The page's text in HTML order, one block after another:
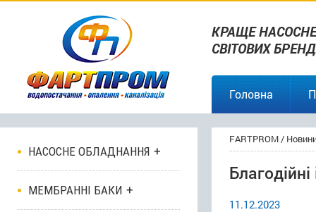
КРАЩЕ
СВІТОВИХ
Головна
НАСОСНЕ ОБЛАДНАННЯ
МЕМБРАННІ БАКИ
FARTPROM/
11.12.2023